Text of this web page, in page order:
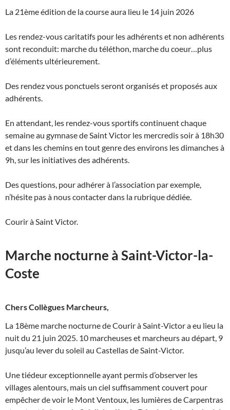
La 21ème édition de la course aura lieu le 14 juin 2026
Les rendez-vous caritatifs pour les adhérents et non adhérents
sont reconduit: marche du téléthon, marche du coeur…plus
d’éléments ultérieurement.
Des rendez vous ponctuels seront organisés et proposés aux
adhérents.
En attendant, les rendez-vous sportifs continuent chaque
semaine au gymnase de Saint Victor les mercredis soir à 18h30
et dans les chemins en tout genre des environs les dimanches à
9h, sur les initiatives des adhérents.
Des questions, pour adhérer à l’association par exemple,
n’hésite pas à nous contacter dans la rubrique dédiée.
Courir à Saint Victor.
Marche nocturne à Saint-Victor-la-
Coste
Chers Collègues Marcheurs,
La 18ème marche nocturne de Courir à Saint-Victor a eu lieu la
nuit du 21 juin 2025. 10 marcheuses et marcheurs au départ, 9
jusqu’au lever du soleil au Castellas de Saint-Victor.
Une tiédeur exceptionnelle ayant permis d’observer les
villages alentours, mais un ciel suffisamment couvert pour
empêcher de voir le Mont Ventoux, les lumières de Carpentras